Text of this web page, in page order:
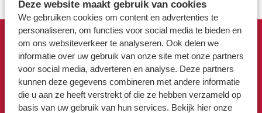
Deze website maakt gebruik van cookies
We gebruiken cookies om content en advertenties te
personaliseren, om functies voor social media te bieden en
om ons websiteverkeer te analyseren. Ook delen we
informatie over uw gebruik van onze site met onze partners
voor social media, adverteren en analyse. Deze partners
kunnen deze gegevens combineren met andere informatie
die u aan ze heeft verstrekt of die ze hebben verzameld op
basis van uw gebruik van hun services. Bekijk hier onze
Werken bij
Voor gemeenten
Voor leveranciers en bezoekers
Snel naar
Afvalkalender
Omrin Afvalapp
Milieustraat